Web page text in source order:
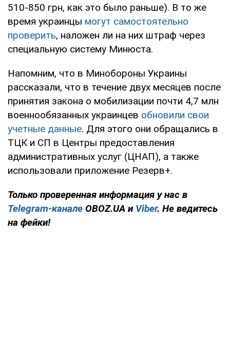
510-850 грн, как это было раньше). В то же
время украинцы могут самостоятельно
проверить, наложен ли на них штраф через
специальную систему Минюста.
Напомним, что в Минобороны Украины
рассказали, что в течение двух месяцев после
принятия закона о мобилизации почти 4,7 млн
военнообязанных украинцев обновили свои
учетные данные. Для этого они обращались в
ТЦК и СП в Центры предоставления
административных услуг (ЦНАП), а также
использовали приложение Резерв+.
Только проверенная информация у нас в
Telegram-канале OBOZ.UA и Viber. Не ведитесь
на фейки!